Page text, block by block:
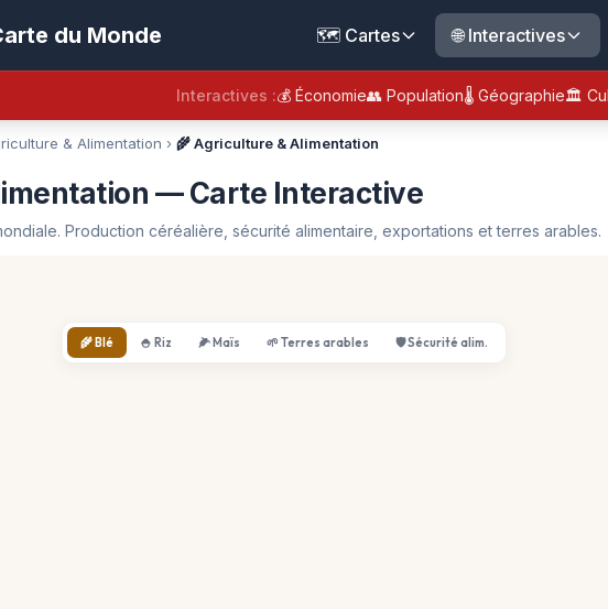
du Monde 🗺️ Cartes 🌐 Interactives
Interactives :💰 Économie👥 Population🌡️ Géographie🏛️
& Alimentation › 🌾 Agriculture & Alimentation
— Carte Interactive
Production céréalière, sécurité alimentaire, exportations et terres arables.
🌾 Blé 🍚 Riz 🌽 Maïs 🌱 Terres arables 🛡️ Sécurité alim.